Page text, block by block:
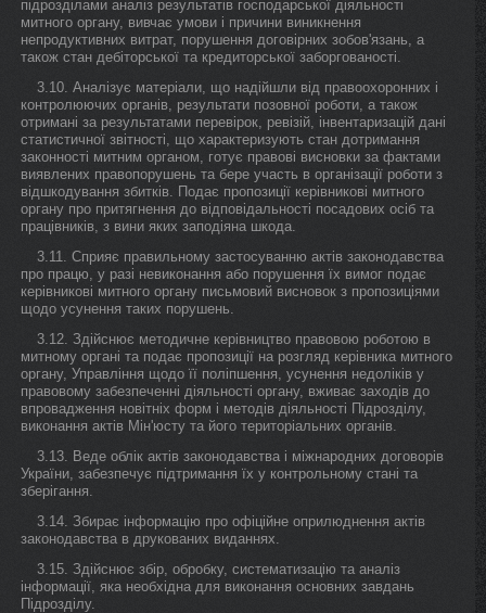
підрозділами аналіз результатів господарської діяльності
митного органу, вивчає умови і причини виникнення
непродуктивних витрат, порушення договірних зобов'язань, а
також стан дебіторської та кредиторської заборгованості.
3.10. Аналізує матеріали, що надійшли від правоохоронних і
контролюючих органів, результати позовної роботи, а також
отримані за результатами перевірок, ревізій, інвентаризацій дані
статистичної звітності, що характеризують стан дотримання
законності митним органом, готує правові висновки за фактами
виявлених правопорушень та бере участь в організації роботи з
відшкодування збитків. Подає пропозиції керівникові митного
органу про притягнення до відповідальності посадових осіб та
працівників, з вини яких заподіяна шкода.
3.11. Сприяє правильному застосуванню актів законодавства
про працю, у разі невиконання або порушення їх вимог подає
керівникові митного органу письмовий висновок з пропозиціями
щодо усунення таких порушень.
3.12. Здійснює методичне керівництво правовою роботою в
митному органі та подає пропозиції на розгляд керівника митного
органу, Управління щодо її поліпшення, усунення недоліків у
правовому забезпеченні діяльності органу, вживає заходів до
впровадження новітніх форм і методів діяльності Підрозділу,
виконання актів Мін'юсту та його територіальних органів.
3.13. Веде облік актів законодавства і міжнародних договорів
України, забезпечує підтримання їх у контрольному стані та
зберігання.
3.14. Збирає інформацію про офіційне оприлюднення актів
законодавства в друкованих виданнях.
3.15. Здійснює збір, обробку, систематизацію та аналіз
інформації, яка необхідна для виконання основних завдань
Підрозділу.